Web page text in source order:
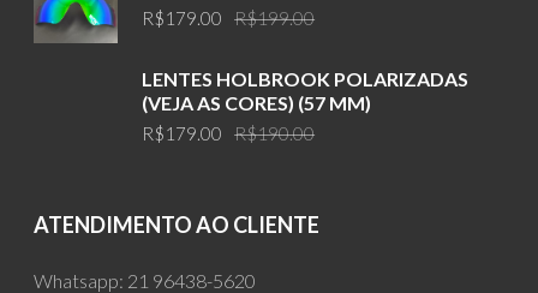
R$199.00
was:
R$199.00.
R$179.00
is:
R$179.00.
LENTES HOLBROOK POLARIZADAS
(VEJA AS CORES) (57 MM)
R$190.00
R$190.00.
R$179.00
R$179.00.
ATENDIMENTO AO CLIENTE
Whatsapp: 21 96438-5620